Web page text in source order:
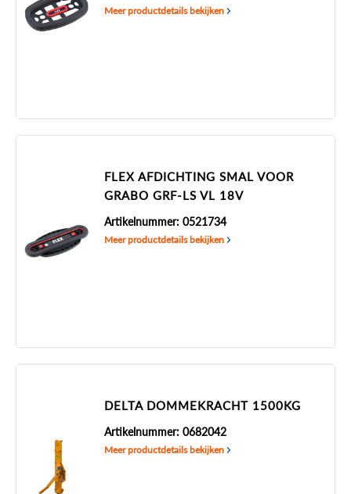
Meer productdetails bekijken
FLEX AFDICHTING SMAL VOOR
GRABO GRF-LS VL 18V
Artikelnummer: 0521734
Meer productdetails bekijken
DELTA DOMMEKRACHT 1500KG
Artikelnummer: 0682042
Meer productdetails bekijken